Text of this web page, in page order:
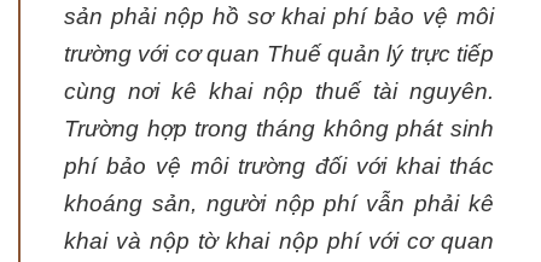
sản phải nộp hồ sơ khai phí bảo vệ môi
trường với cơ quan Thuế quản lý trực tiếp
cùng nơi kê khai nộp thuế tài nguyên.
Trường hợp trong tháng không phát sinh
phí bảo vệ môi trường đối với khai thác
khoáng sản, người nộp phí vẫn phải kê
khai và nộp tờ khai nộp phí với cơ quan